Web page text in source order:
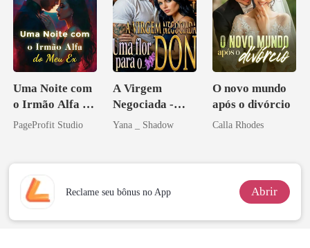
Uma Noite com
o Irmão Alfa do
Meu Ex
PageProfit Studio
A Virgem
Negociada -
Uma flor para o
Yana _ Shadow
O novo mundo
após o divórcio
Calla Rhodes
Reclame seu bônus no App Abrir